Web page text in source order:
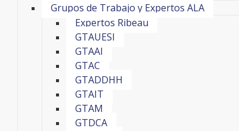
Grupos de Trabajo y Expertos ALA
Expertos Ribeau
GTAUESI
GTAAI
GTAC
GTADDHH
GTAIT
GTAM
GTDCA